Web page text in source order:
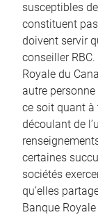
susceptibles
constituent
doivent servir
conseiller
Royale du
autre
ce soit quant à
découlant de
certaines
sociétés
qu’elles
Banque